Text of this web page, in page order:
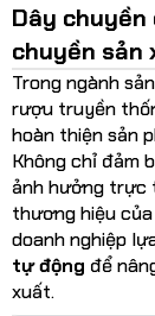
Dây
chuyền
Trong ngành
rượu truyền
hoàn thiện sản
Không chỉ đảm
ảnh hưởng trực
thương hiệu
doanh nghiệp
tự động để
xuất.